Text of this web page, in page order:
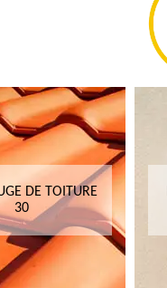
DE TOITURE
30